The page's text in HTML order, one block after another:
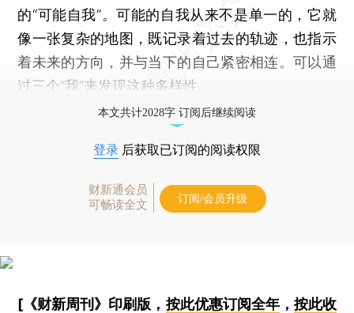
的“可能自我”。可能的自我从来不是单一的，它就
像一张复杂的地图，既记录着过去的轨迹，也指示
着未来的方向，并与当下的自己紧密相连。可以通
过三个“我”来发现这种多样性。
本文共计2028字 订阅后继续阅读
登录 后获取已订阅的阅读权限
财新通会员
可畅读全文
订阅/会员升级
[《财新周刊》印刷版， 按此优惠订阅全年， 按此收